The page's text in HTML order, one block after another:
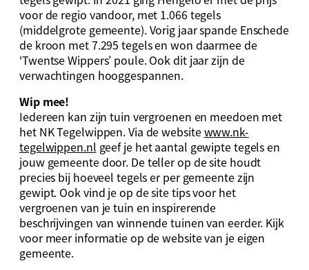
voor de regio vandoor, met 1.066 tegels
(middelgrote gemeente). Vorig jaar spande Enschede
de kroon met 7.295 tegels en won daarmee de
‘Twentse Wippers’ poule. Ook dit jaar zijn de
verwachtingen hooggespannen.
Wip mee!
Iedereen kan zijn tuin vergroenen en meedoen met
het NK Tegelwippen. Via de websitewww.nk-
tegelwippen.nl geef je het aantal gewipte tegels en
jouw gemeente door. De teller op de site houdt
precies bij hoeveel tegels er per gemeente zijn
gewipt. Ook vind je op de site tips voor het
vergroenen van je tuin en inspirerende
beschrijvingen van winnende tuinen van eerder. Kijk
voor meer informatie op de website van je eigen
gemeente.